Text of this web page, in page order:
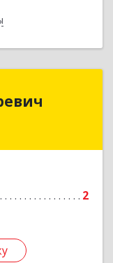
2
1 мкн.,